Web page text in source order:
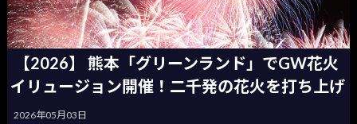
【2026】 熊本「グリーンランド」でGW花火
イリュージョン開催！二千発の花火を打ち上げ
2026年05月03日